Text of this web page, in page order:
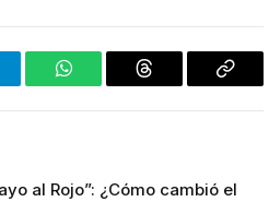
WhatsAppThreads
Copiar
al Rojo”: ¿Cómo cambió el